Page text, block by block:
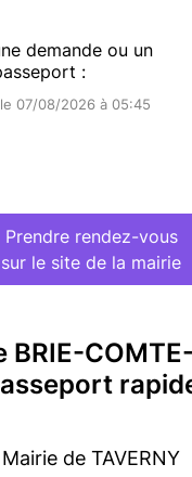
demande ou un
:
07/08/2026 à 05:45
Prendre rendez-vous
sur le site de la mairie
Mairie de TAVERNY